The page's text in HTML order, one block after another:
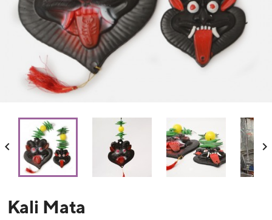
 
Kali Mata